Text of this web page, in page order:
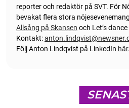
reporter och redaktör på SVT. För
bevakat flera stora
Allsång på Skansen och Let’s
Kontakt:
Följ Anton Lindqvist på LinkedIn här.